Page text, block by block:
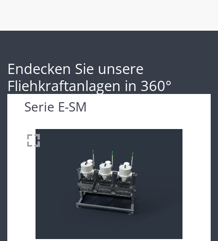
Endecken Sie unsere
Fliehkraftanlagen in 360°
Serie E-SM
Drag to spin
360°